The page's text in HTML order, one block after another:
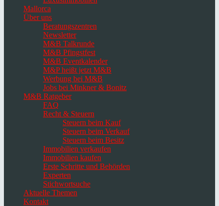
Mallorca
Über uns
Beratungszentren
Newsletter
M&B Talkrunde
M&B Pfingstfest
M&B Eventkalender
M&P heißt jetzt M&B
Werbung bei M&B
Jobs bei Minkner & Bonitz
M&B Ratgeber
FAQ
Recht & Steuern
Steuern beim Kauf
Steuern beim Verkauf
Steuern beim Besitz
Immobilien verkaufen
Immobilien kaufen
Erste Schritte und Behörden
Experten
Stichwortsuche
Aktuelle Themen
Kontakt